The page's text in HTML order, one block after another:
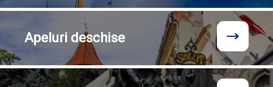
Apeluri deschise